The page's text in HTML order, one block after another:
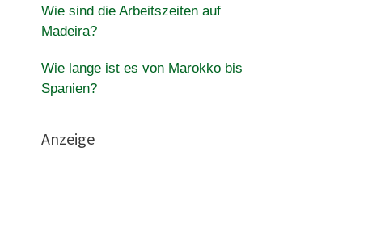
Wie sind die Arbeitszeiten auf
Madeira?
Wie lange ist es von Marokko bis
Spanien?
Anzeige